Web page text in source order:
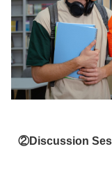
②Discussion